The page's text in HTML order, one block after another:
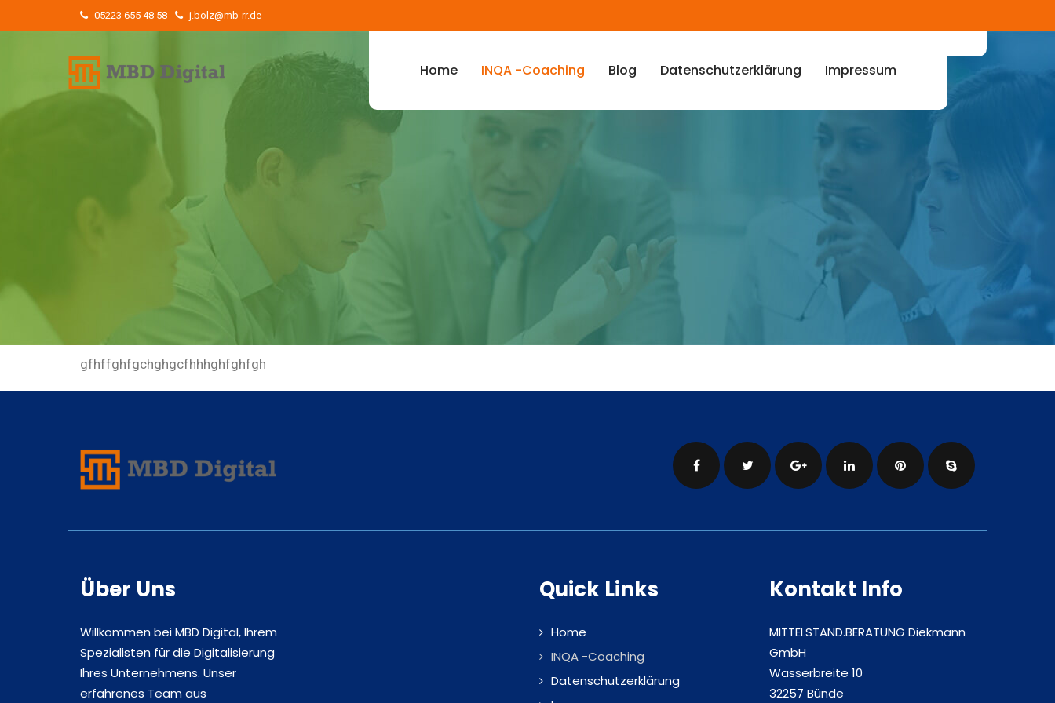
05223 655 48 58 j.bolz@mb-rr.de
Home INQA -Coaching Blog Datenschutzerklärung Impressum
gfhffghfgchghgcfhhhghfghfgh
Über Uns
Willkommen bei MBD Digital, Ihrem
Spezialisten für die Digitalisierung
Ihres Unternehmens. Unser
erfahrenes Team aus
Quick Links
Home
INQA -Coaching
Datenschutzerklärung
Kontakt Info
MITTELSTAND.BERATUNG Diekmann
GmbH
Wasserbreite 10
32257 Bünde